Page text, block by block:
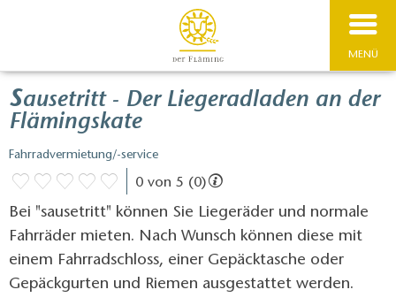
MENÜ
sausetritt - Der Liegeradladen an der
Flämingskate
Fahrradvermietung/-service
0 von 5 (0)
Bei "sausetritt" können Sie Liegeräder und normale
Fahrräder mieten. Nach Wunsch können diese mit
einem Fahrradschloss, einer Gepäcktasche oder
Gepäckgurten und Riemen ausgestattet werden.